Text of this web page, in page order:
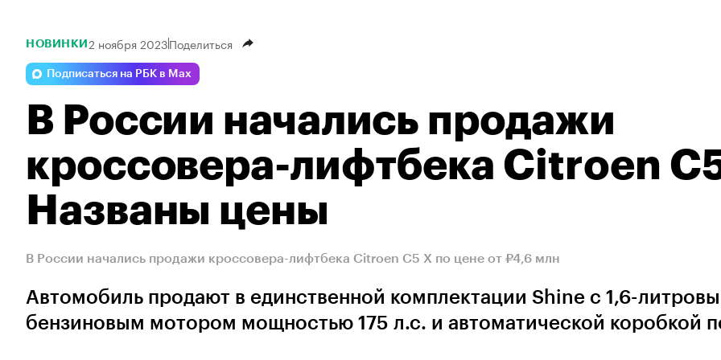
НОВИНКИ 2 ноября 2023Поделиться
Подписаться на РБК в Max
В России начались продажи
кроссовера-лифтбека Citroen
Названы цены
В России начались продажи кроссовера-лифтбека Citroen C5 X по цене от ₽4,6 млн
Автомобиль продают в единственной комплектации Shine с 1,6-
бензиновым мотором мощностью 175 л.с. и автоматической коробкой